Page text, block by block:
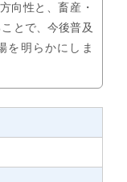
向性と、畜産・
とで、今後普及
を明らかにしま